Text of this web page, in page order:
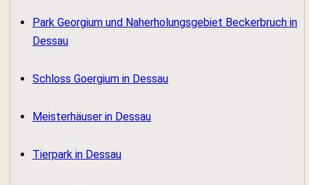
Park Georgium und Naherholungsgebiet Beckerbruch in
Dessau
Schloss Goergium in Dessau
Meisterhäuser in Dessau
Tierpark in Dessau